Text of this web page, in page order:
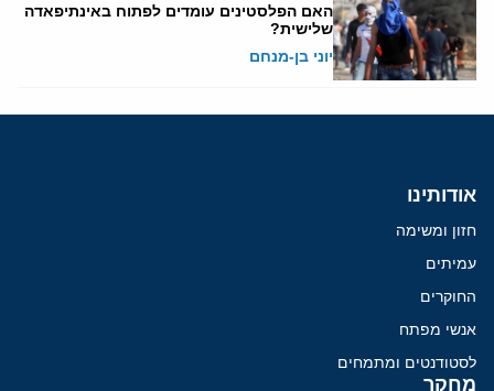
האם הפלסטינים עומדים לפתוח באינתיפאדה
שלישית?
יוני בן-מנחם
אודותינו
חזון ומשימה
עמיתים
החוקרים
אנשי מפתח
לסטודנטים ומתמחים
מחקר